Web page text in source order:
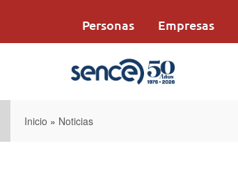
Personas Empresas
Inicio » Noticias